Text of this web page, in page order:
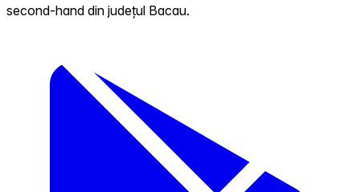
second-hand din județul Bacau.